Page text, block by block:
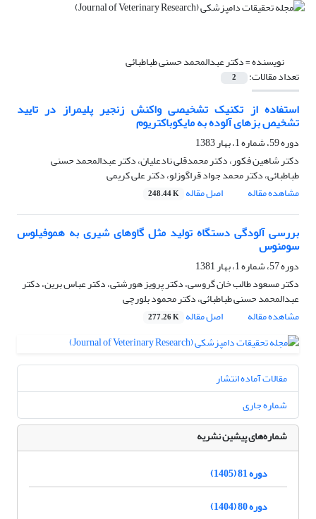
نویسنده =دکتر عبدالمحمد حسنی طباطبائی
تعداد مقالات: 2
استفاده از تکنیک تشخیصی واکنش زنجیر پلیمراز در تایید
تشخیص بزهای آلوده به مایکوباکتریوم
دوره 59، شماره 1، بهار 1383
دکتر شاهین فکور، دکتر محمدقلی نادعلیان، دکتر عبدالمحمد حسنی
طباطبائی، دکتر محمد جواد قراگوزلو، دکتر علی کریمی
مشاهده مقاله
اصل مقاله 248.44 K
بررسی آلودگی دستگاه تولید مثل گاوهای شیری به هموفیلوس
سومنوس
دوره 57، شماره 1، بهار 1381
دکتر مسعود طالب خان گروسی، دکتر پرویز هورشتی، دکتر عباس برین، دکتر
عبدالمحمد حسنی طباطبائی، دکتر محمود بلورچی
مشاهده مقاله
اصل مقاله 277.26 K
مقالات آماده انتشار
شماره جاری
شماره‌های پیشین نشریه
دوره 81 (1405)
دوره 80 (1404)